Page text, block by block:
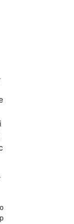
starting in
for more